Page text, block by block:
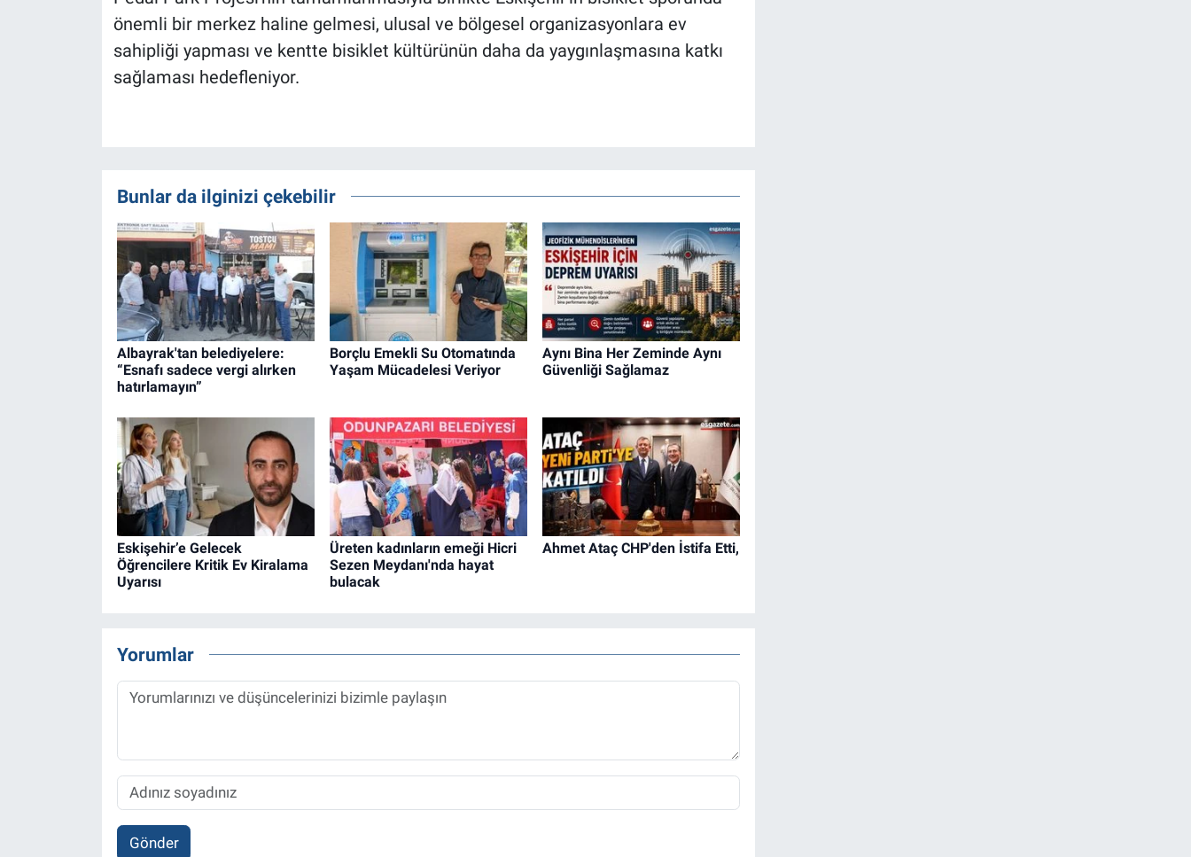
önemli bir merkez haline gelmesi, ulusal ve bölgesel organizasyonlara ev
sahipliği yapması ve kentte bisiklet kültürünün daha da yaygınlaşmasına katkı
sağlaması hedefleniyor.
Bunlar da ilginizi çekebilir
Albayrak'tan belediyelere:
“Esnafı sadece vergi alırken
hatırlamayın”
Borçlu Emekli Su Otomatında
Yaşam Mücadelesi Veriyor
Aynı Bina Her Zeminde Aynı
Güvenliği Sağlamaz
Eskişehir’e Gelecek
Öğrencilere Kritik Ev Kiralama
Uyarısı
Üreten kadınların emeği Hicri
Sezen Meydanı'nda hayat
bulacak
Ahmet Ataç CHP'den İstifa Etti,
Yorumlar
Gönder